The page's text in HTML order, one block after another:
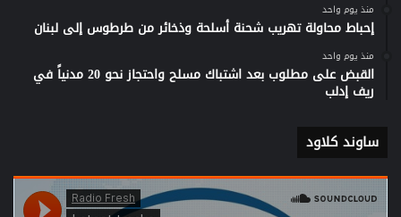
منذ يوم واحد
إحباط محاولة تهريب شحنة أسلحة وذخائر من طرطوس إلى لبنان
منذ يوم واحد
القبض على مطلوب بعد اشتباك مسلح واحتجاز نحو 20 مدنياً في
ريف إدلب
ساوند كلاود